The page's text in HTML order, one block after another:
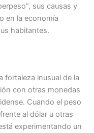
sus causas y
en la economía
habitantes.
fortaleza inusual de la
con otras monedas
Cuando el peso
al dólar u otras
experimentando un